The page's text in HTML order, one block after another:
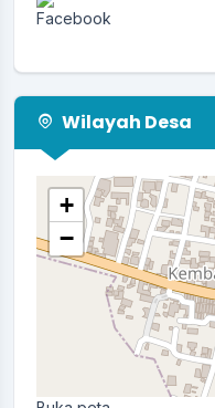
Wilayah Desa
+
−